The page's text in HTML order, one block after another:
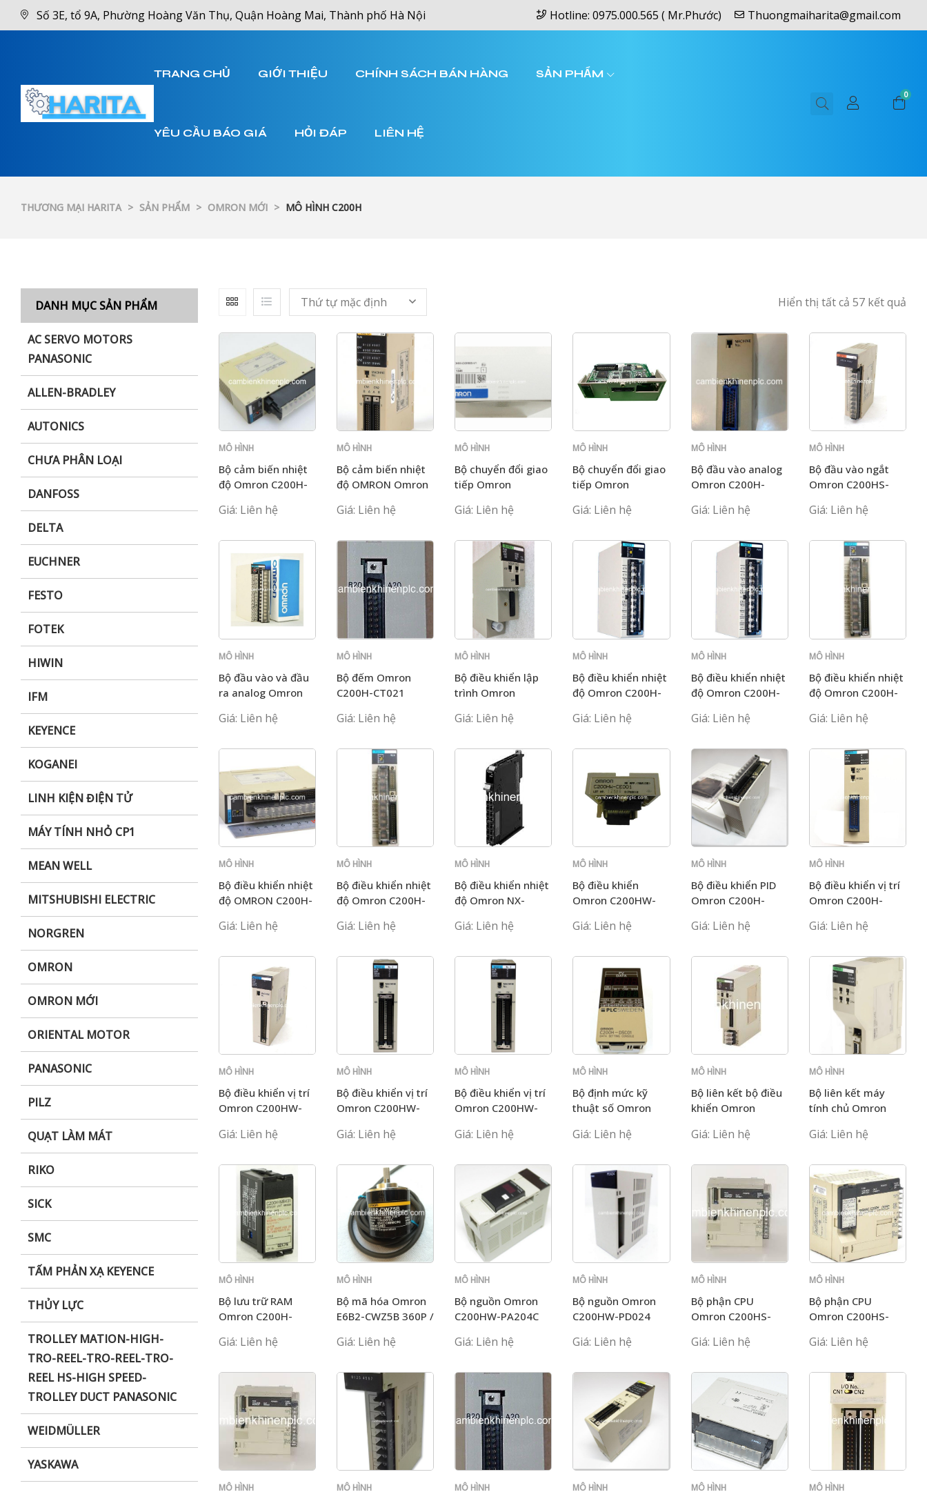
Số 3E, tổ 9A, Phường Hoàng Văn Thụ, Quận Hoàng Mai, Thành phố Hà Nội Hotline: 0975.000.565 ( Mr.Phước) Thuongmaiharita@gmail.com
TRANG CHỦ GIỚI THIỆU CHÍNH SÁCH BÁN HÀNG SẢN PHẨM
YÊU CẦU BÁO GIÁ HỎI ĐÁP LIÊN HỆ
0
THƯƠNG MẠI HARITA > SẢN PHẨM > OMRON MỚI > MÔ HÌNH C200H
DANH MỤC SẢN PHẨM
AC SERVO MOTORS
PANASONIC
ALLEN-BRADLEY
AUTONICS
CHƯA PHÂN LOẠI
DANFOSS
DELTA
EUCHNER
FESTO
FOTEK
HIWIN
IFM
KEYENCE
KOGANEI
LINH KIỆN ĐIỆN TỬ
MÁY TÍNH NHỎ CP1
MEAN WELL
MITSHUBISHI ELECTRIC
NORGREN
OMRON
OMRON MỚI
ORIENTAL MOTOR
PANASONIC
PILZ
QUẠT LÀM MÁT
RIKO
SICK
SMC
TẤM PHẢN XẠ KEYENCE
THỦY LỰC
TROLLEY MATION-HIGH-
TRO-REEL-TRO-REEL-TRO-
REEL HS-HIGH SPEED-
TROLLEY DUCT PANASONIC
WEIDMÜLLER
YASKAWA
Hiển thị tất cả 57 kết quả
Thứ tự mặc định
MÔ HÌNH
Bộ cảm biến nhiệt
độ Omron C200H-
Giá: Liên hệ
MÔ HÌNH
Bộ cảm biến nhiệt
độ OMRON Omron
Giá: Liên hệ
MÔ HÌNH
Bộ chuyển đổi giao
tiếp Omron
V1
Giá: Liên hệ
MÔ HÌNH
Bộ chuyển đổi giao
tiếp Omron
EV1
Giá: Liên hệ
MÔ HÌNH
Bộ đầu vào analog
Omron C200H-
Giá: Liên hệ
MÔ HÌNH
Bộ đầu vào ngắt
Omron C200HS-
Giá: Liên hệ
MÔ HÌNH
Bộ đầu vào và đầu
ra analog Omron
Giá: Liên hệ
MÔ HÌNH
Bộ đếm Omron
C200H-CT021
Giá: Liên hệ
MÔ HÌNH
Bộ điều khiển lập
trình Omron
Giá: Liên hệ
MÔ HÌNH
Bộ điều khiển nhiệt
độ Omron C200H-
Giá: Liên hệ
MÔ HÌNH
Bộ điều khiển nhiệt
độ Omron C200H-
Giá: Liên hệ
MÔ HÌNH
Bộ điều khiển nhiệt
độ Omron C200H-
Giá: Liên hệ
MÔ HÌNH
Bộ điều khiển nhiệt
độ OMRON C200H-
Giá: Liên hệ
MÔ HÌNH
Bộ điều khiển nhiệt
độ Omron C200H-
Giá: Liên hệ
MÔ HÌNH
Bộ điều khiển nhiệt
độ Omron NX-
Giá: Liên hệ
MÔ HÌNH
Bộ điều khiển
Omron C200HW-
Giá: Liên hệ
MÔ HÌNH
Bộ điều khiển PID
Omron C200H-
Giá: Liên hệ
MÔ HÌNH
Bộ điều khiển vị trí
Omron C200H-
Giá: Liên hệ
MÔ HÌNH
Bộ điều khiển vị trí
Omron C200HW-
Giá: Liên hệ
MÔ HÌNH
Bộ điều khiển vị trí
Omron C200HW-
Giá: Liên hệ
MÔ HÌNH
Bộ điều khiển vị trí
Omron C200HW-
Giá: Liên hệ
MÔ HÌNH
Bộ định mức kỹ
thuật số Omron
Giá: Liên hệ
MÔ HÌNH
Bộ liên kết bộ điều
khiển Omron
Giá: Liên hệ
MÔ HÌNH
Bộ liên kết máy
tính chủ Omron
Giá: Liên hệ
MÔ HÌNH
Bộ lưu trữ RAM
Omron C200H-
Giá: Liên hệ
MÔ HÌNH
Bộ mã hóa Omron
E6B2-CWZ5B 360P /
Giá: Liên hệ
MÔ HÌNH
Bộ nguồn Omron
C200HW-PA204C
Giá: Liên hệ
MÔ HÌNH
Bộ nguồn Omron
C200HW-PD024
Giá: Liên hệ
MÔ HÌNH
Bộ phận CPU
Omron C200HS-
Giá: Liên hệ
MÔ HÌNH
Bộ phận CPU
Omron C200HS-
Giá: Liên hệ
MÔ HÌNH
MÔ HÌNH
MÔ HÌNH
MÔ HÌNH
MÔ HÌNH
MÔ HÌNH
XNK